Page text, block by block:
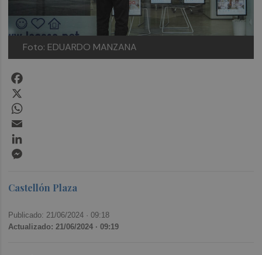
Foto: EDUARDO MANZANA
Castellón Plaza
Publicado: 21/06/2024 ·09:18
Actualizado: 21/06/2024 · 09:19